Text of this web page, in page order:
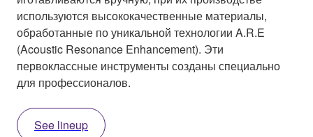
используются высококачественные материалы,
обработанные по уникальной технологии A.R.E
(Acoustic Resonance Enhancement). Эти
первоклассные инструменты созданы специально
для профессионалов.
See lineup